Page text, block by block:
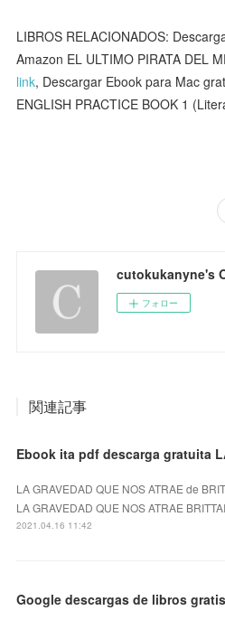
LIBROS RELACIONADOS:
Amazon EL ULTIMO PIRATA DEL
link, Descargar Ebook para Mac
ENGLISH PRACTICE BOOK 1
cutokukanyne's
フォロー
関連記事
LA GRAVEDAD QUE NOS ATRAE de
LA GRAVEDAD QUE NOS ATRAE
2021.04.16 11:42